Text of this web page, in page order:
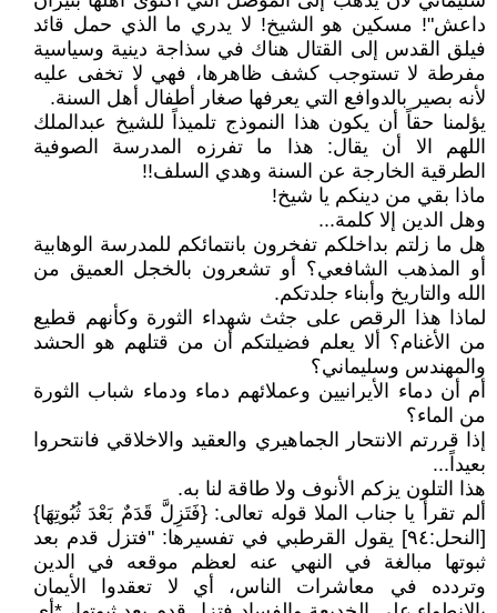
داعش"! مسكين هو الشيخ! لا يدري ما الذي حمل قائد
فيلق القدس إلى القتال هناك في سذاجة دينية وسياسية
مفرطة لا تستوجب كشف ظاهرها، فهي لا تخفى عليه
لأنه بصير بالدوافع التي يعرفها صغار أطفال أهل السنة.
يؤلمنا حقاً أن يكون هذا النموذج تلميذاً للشيخ عبدالملك
اللهم الا أن يقال: هذا ما تفرزه المدرسة الصوفية
الطرقية الخارجة عن السنة وهدي السلف!!
ماذا بقي من دينكم يا شيخ!
وهل الدين إلا كلمة...
هل ما زلتم بداخلكم تفخرون بانتمائكم للمدرسة الوهابية
أو المذهب الشافعي؟ أو تشعرون بالخجل العميق من
الله والتاريخ وأبناء جلدتكم.
لماذا هذا الرقص على جثث شهداء الثورة وكأنهم قطيع
من الأغنام؟ ألا يعلم فضيلتكم أن من قتلهم هو الحشد
والمهندس وسليماني؟
أم أن دماء الأيرانيين وعملائهم دماء ودماء شباب الثورة
من الماء؟
إذا قررتم الانتحار الجماهيري والعقيد والاخلاقي فانتحروا
بعيداً...
هذا التلون يزكم الأنوف ولا طاقة لنا به.
ألم تقرأ يا جناب الملا قوله تعالى: {فَتَزِلَّ قَدَمٌ بَعْدَ ثُبُوتِهَا}
[النحل:٩٤] يقول القرطبي في تفسيرها: "فتزل قدم بعد
ثبوتها مبالغة في النهي عنه لعظم موقعه في الدين
وتردده في معاشرات الناس، أي لا تعقدوا الأيمان